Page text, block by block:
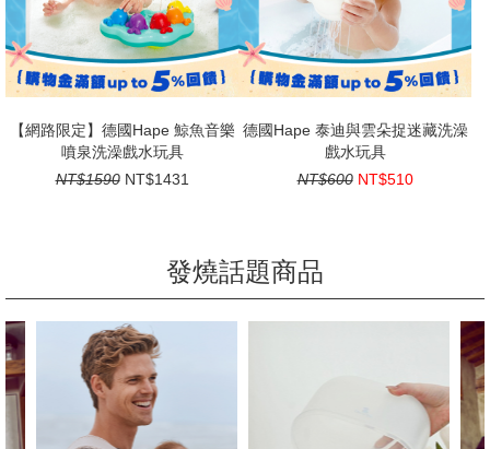
【網路限定】德國Hape 鯨魚音樂
噴泉洗澡戲水玩具
NT$1590 NT$1431
德國Hape 泰迪與雲朵捉迷藏洗澡
戲水玩具
NT$600 NT$510
發燒話題商品